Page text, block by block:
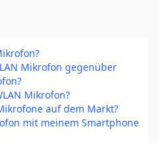
Mikrofon gegenüber
Mikrofon?
auf dem Markt?
mit meinem Smartphone